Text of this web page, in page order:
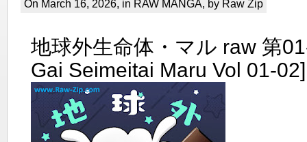
On March 16, 2026, in RAW MANGA, by Raw Zip
地球外生命体・マル raw 第
Gai Seimeitai Maru Vol 01-02]